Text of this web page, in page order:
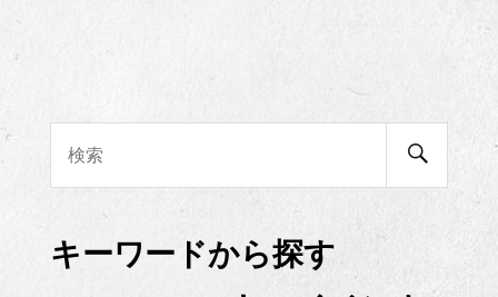
ビ
シ
検
検
索
開
キーワードから探す